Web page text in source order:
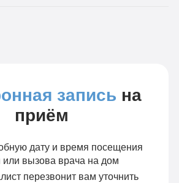
запись на
приём
дату и время посещения
или вызова врача на дом
перезвонит вам уточнить